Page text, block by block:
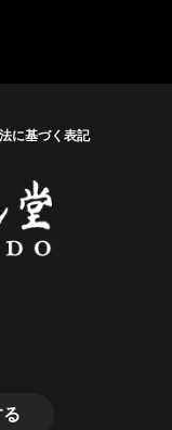
に基づく表記